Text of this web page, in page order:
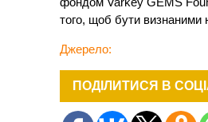
того, щоб бути визнаними
Джерело:
ПОДІЛИТИСЯ В